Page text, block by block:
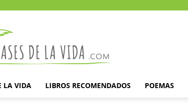
la
vida
LA VIDA LIBROS RECOMENDADOS POEMAS